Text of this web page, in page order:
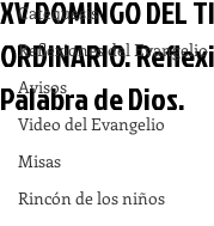
Catequesis
Reflexiones del Evangelio
Avisos
Video del Evangelio
Misas
Rincón de los niños
XV DOMINGO DEL
ORDINARIO.
Palabra de Dios.